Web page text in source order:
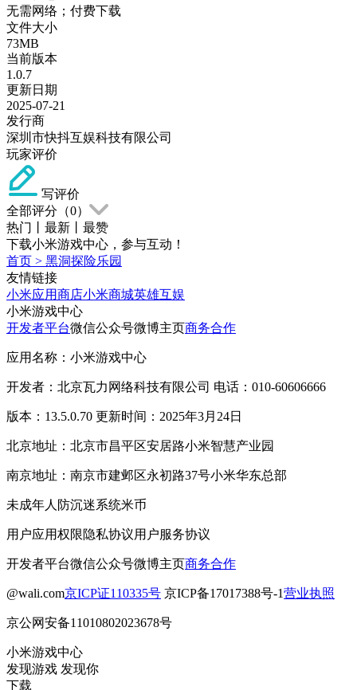
无需网络；付费下载
文件大小
73MB
当前版本
1.0.7
更新日期
2025-07-21
发行商
深圳市快抖互娱科技有限公司
玩家评价
写评价
全部评分（0）
热门
最新
最赞
下载小米游戏中心，参与互动！
首页 > 黑洞探险乐园
友情链接
小米应用商店小米商城英雄互娱
小米游戏中心
开发者平台微信公众号微博主页商务合作
应用名称：小米游戏中心
开发者：北京瓦力网络科技有限公司 电话：010-60606666
版本：13.5.0.70 更新时间：2025年3月24日
北京地址：北京市昌平区安居路小米智慧产业园
南京地址：南京市建邺区永初路37号小米华东总部
未成年人防沉迷系统米币
用户应用权限隐私协议用户服务协议
开发者平台微信公众号微博主页商务合作
@wali.com京ICP证110335号 京ICP备17017388号-1营业执照
京公网安备11010802023678号
小米游戏中心
发现游戏 发现你
下载